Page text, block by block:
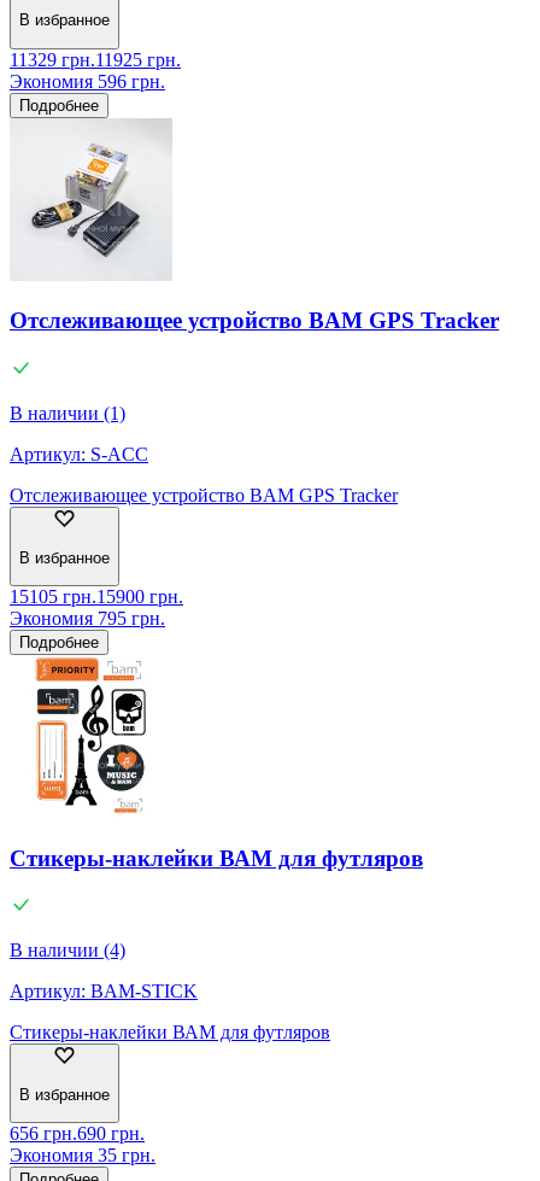
В избранное
11329 грн.11925 грн.
Экономия 596 грн.
Подробнее
Отслеживающее устройство BAM GPS Tracker
В наличии (1)
Артикул: S-ACC
Отслеживающее устройство BAM GPS Tracker
В избранное
15105 грн.15900 грн.
Экономия 795 грн.
Подробнее
Стикеры-наклейки ВАМ для футляров
В наличии (4)
Артикул: BAM-STICK
Стикеры-наклейки ВАМ для футляров
В избранное
656 грн.690 грн.
Экономия 35 грн.